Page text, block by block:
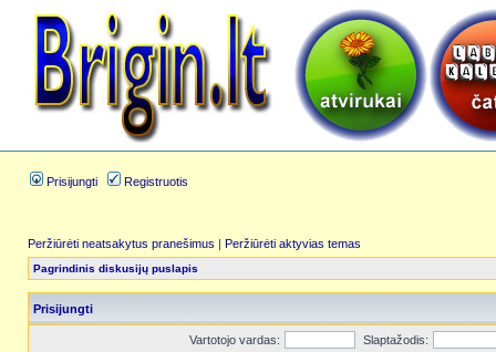
Prisijungti Registruotis
Peržiūrėti neatsakytus pranešimus | Peržiūrėti aktyvias temas
Pagrindinis diskusijų puslapis
Prisijungti
Vartotojo vardas: Slaptažodis: